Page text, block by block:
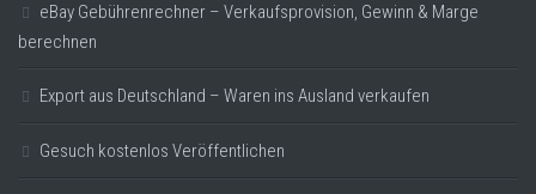
eBay Gebührenrechner – Verkaufsprovision, Gewinn & Marge
berechnen
Export aus Deutschland – Waren ins Ausland verkaufen
Gesuch kostenlos Veröffentlichen